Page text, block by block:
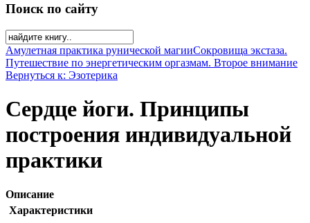
Поиск по сайту
Амулетная практика рунической магииСокровища экстаза.
Путешествие по энергетическим оргазмам. Второе внимание
Вернуться к: Эзотерика
Сердце йоги. Принципы
построения индивидуальной
практики
Описание
Характеристики